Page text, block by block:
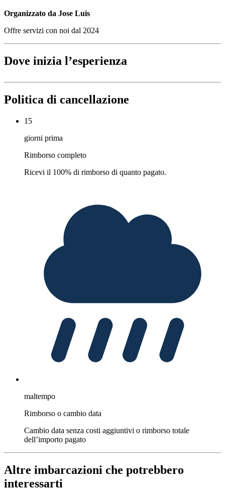
Organizzato da Jose Luis
Offre servizi con noi dal 2024
Dove inizia l’esperienza
Politica di cancellazione
15
giorni prima
Rimborso completo
Ricevi il 100% di rimborso di quanto pagato.
maltempo
Rimborso o cambio data
Cambio data senza costi aggiuntivi o rimborso totale
dell’importo pagato
Altre imbarcazioni che potrebbero
interessarti